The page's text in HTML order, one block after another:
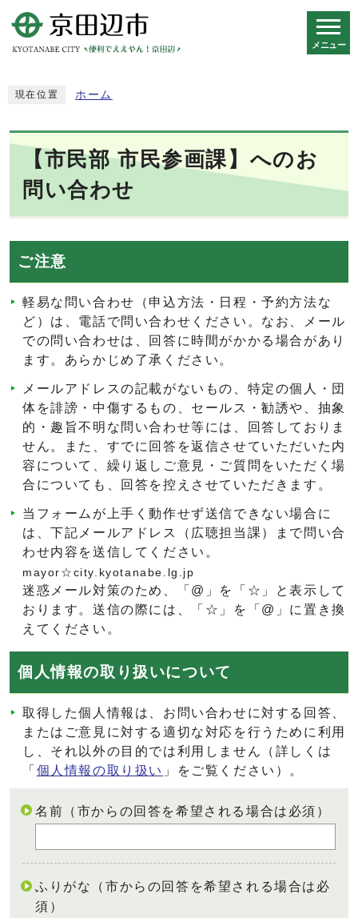
メニュー
現在位置 ホーム
【市民部 市民参画課】へのお
問い合わせ
ご注意
軽易な問い合わせ（申込方法・日程・予約方法な
ど）は、電話で問い合わせください。なお、メール
での問い合わせは、回答に時間がかかる場合があり
ます。あらかじめ了承ください。
メールアドレスの記載がないもの、特定の個人・団
体を誹謗・中傷するもの、セールス・勧誘や、抽象
的・趣旨不明な問い合わせ等には、回答しておりま
せん。また、すでに回答を返信させていただいた内
容について、繰り返しご意見・ご質問をいただく場
合についても、回答を控えさせていただきます。
当フォームが上手く動作せず送信できない場合に
は、下記メールアドレス（広聴担当課）まで問い合
わせ内容を送信してください。
mayor☆city.kyotanabe.lg.jp
迷惑メール対策のため、「@」を「☆」と表示して
おります。送信の際には、「☆」を「@」に置き換
えてください。
個人情報の取り扱いについて
取得した個人情報は、お問い合わせに対する回答、
またはご意見に対する適切な対応を行うために利用
し、それ以外の目的では利用しません（詳しくは
「 個人情報の取り扱い 」をご覧ください）。
名前（市からの回答を希望される場合は必須）
ふりがな（市からの回答を希望される場合は必
須）